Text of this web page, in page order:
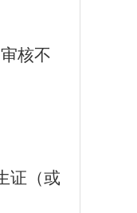
核不
证（或